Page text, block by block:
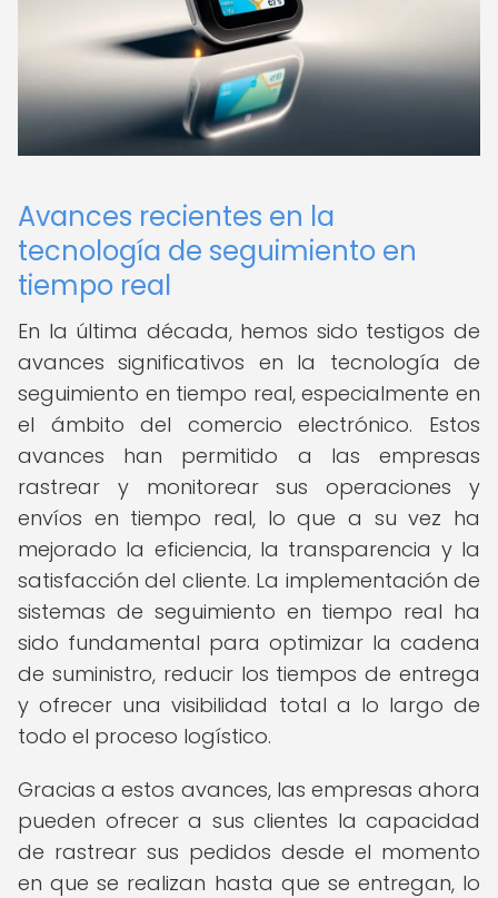
Avances recientes en la
tecnología de seguimiento en
tiempo real
En la última década, hemos sido testigos de
avances significativos en la tecnología de
seguimiento en tiempo real, especialmente en
el ámbito del comercio electrónico. Estos
avances han permitido a las empresas
rastrear y monitorear sus operaciones y
envíos en tiempo real, lo que a su vez ha
mejorado la eficiencia, la transparencia y la
satisfacción del cliente. La implementación de
sistemas de seguimiento en tiempo real ha
sido fundamental para optimizar la cadena
de suministro, reducir los tiempos de entrega
y ofrecer una visibilidad total a lo largo de
todo el proceso logístico.
Gracias a estos avances, las empresas ahora
pueden ofrecer a sus clientes la capacidad
de rastrear sus pedidos desde el momento
en que se realizan hasta que se entregan, lo